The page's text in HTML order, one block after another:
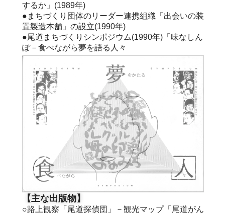
するか」(1989年)
●まちづくり団体のリーダー連携組織「出会いの装
置製造本舗」の設立(1990年)
●尾道まちづくりシンポジウム(1990年)「味なしん
ぽ－食べながら夢を語る人々
【主な出版物】
○路上観察「尾道探偵団」－観光マップ「尾道がん